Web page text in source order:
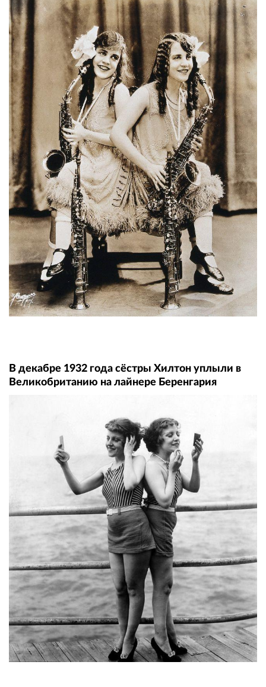
В декабре 1932 года сёстры Хилтон уплыли в
Великобританию на лайнере Беренгария